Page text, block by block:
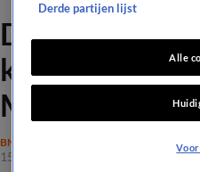
Domper voor
kaartjes voor
MainStreet
BN'ERS
15 jan 2026, 19:27
Derde partijen lijst
Alle